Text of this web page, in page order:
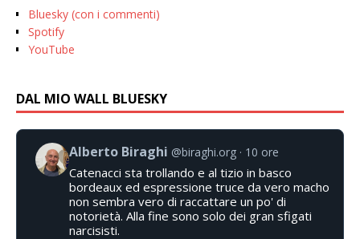
Bluesky (con i commenti)
Spotify
YouTube
DAL MIO WALL BLUESKY
Alberto Biraghi @biraghi.org 10 ore
Catenacci sta trollando e al tizio in basco
bordeaux ed espressione truce da vero macho
non sembra vero di raccattare un po' di
notorietà. Alla fine sono solo dei gran sfigati
narcisisti.